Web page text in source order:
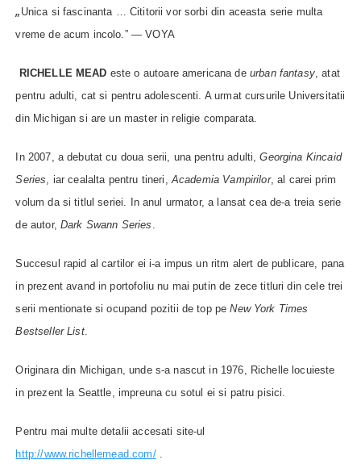
„ Unica si fascinanta … Cititorii vor sorbi din aceasta serie multa
vreme de acum incolo.” — VOYA
RICHELLE MEAD este o autoare americana de urban fantasy, atat
pentru adulti, cat si pentru adolescenti. A urmat cursurile Universitatii
din Michigan si are un master in religie comparata.
In 2007, a debutat cu doua serii, una pentru adulti,Georgina Kincaid
Series , iar cealalta pentru tineri, Academia Vampirilor, al carei prim
volum da si titlul seriei. In anul urmator, a lansat cea de-a treia serie
de autor, Dark Swann Series
Succesul rapid al cartilor ei i-a impus un ritm alert de publicare, pana
in prezent avand in portofoliu nu mai putin de zece titluri din cele trei
serii mentionate si ocupand pozitii de top peNew York Times
Bestseller List.
Originara din Michigan, unde s-a nascut in 1976, Richelle locuieste
in prezent la Seattle, impreuna cu sotul ei si patru pisici.
Pentru mai multe detalii accesati site-ul
http://www.richellemead.com/.